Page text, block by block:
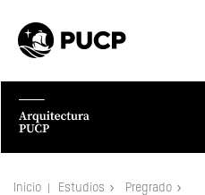
Inicio Estudios Pregrado